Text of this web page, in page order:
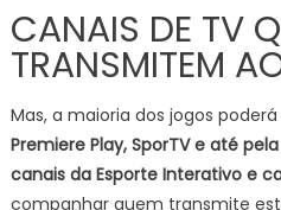
CANAIS DE TV
TRANSMITEM
Mas, a maioria dos jogos
Premiere Play, SporTV e até
canais da Esporte Interativo e
companhar quem transmite